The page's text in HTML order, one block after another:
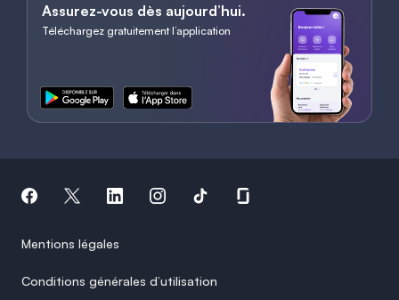
Assurez-vous dès aujourd’hui.
Téléchargez gratuitement l’application
Mentions légales
Conditions générales d’utilisation